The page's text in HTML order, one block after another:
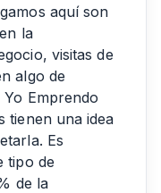
aquí son
la
visitas de
algo de
Emprendo
tienen una idea
Es
tipo de
de la